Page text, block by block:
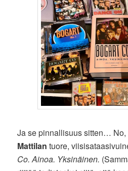
Ja se pinnallisuus sitten…
Mattilan tuore,
Co. Ainoa. Yksinäinen.